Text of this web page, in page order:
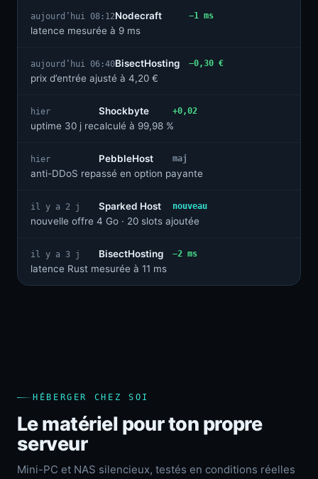
aujourd’hui 08:12Nodecraft
latence mesurée à 9 ms
−1 ms
aujourd’hui 06:40BisectHosting
prix d’entrée ajusté à 4,20 €
−0,30 €
hier
Shockbyte
uptime 30 j recalculé à 99,98 %
+0,02
hier
PebbleHost
anti-DDoS repassé en option payante
maj
il y a 2 j
Sparked Host
nouvelle offre 4 Go · 20 slots ajoutée
nouveau
il y a 3 j
BisectHosting
latence Rust mesurée à 11 ms
−2 ms
HÉBERGER CHEZ SOI
Le matériel pour ton propre
serveur
Mini-PC et NAS silencieux, testés en conditions réelles